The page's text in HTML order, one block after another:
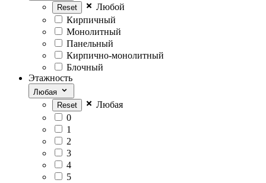
Любой
Кирпичный
Монолитный
Панельный
Кирпично-монолитный
Блочный
Этажность
Любая
Любая
0
1
2
3
4
5